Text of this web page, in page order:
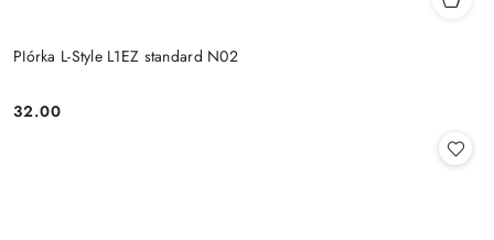
PIórka L-Style L1EZ standard N02
Cena:
32.00